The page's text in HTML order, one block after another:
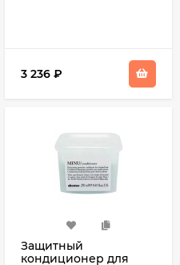
3 236 ₽
Защитный
кондиционер для